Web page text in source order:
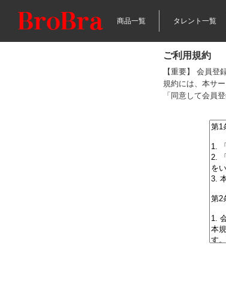
商品一覧 タレント一覧
ご利用規約
【重要】 会員登
規約には、本サ
「同意して会員